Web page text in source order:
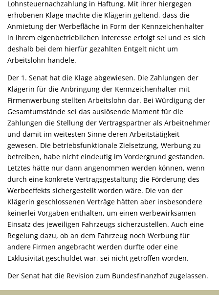
Lohnsteuernachzahlung in Haftung. Mit ihrer hiergegen
erhobenen Klage machte die Klägerin geltend, dass die
Anmietung der Werbefläche in Form der Kennzeichenhalter
in ihrem eigenbetrieblichen Interesse erfolgt sei und es sich
deshalb bei dem hierfür gezahlten Entgelt nicht um
Arbeitslohn handele.
Der 1. Senat hat die Klage abgewiesen. Die Zahlungen der
Klägerin für die Anbringung der Kennzeichenhalter mit
Firmenwerbung stellten Arbeitslohn dar. Bei Würdigung der
Gesamtumstände sei das auslösende Moment für die
Zahlungen die Stellung der Vertragspartner als Arbeitnehmer
und damit im weitesten Sinne deren Arbeitstätigkeit
gewesen. Die betriebsfunktionale Zielsetzung, Werbung zu
betreiben, habe nicht eindeutig im Vordergrund gestanden.
Letztes hätte nur dann angenommen werden können, wenn
durch eine konkrete Vertragsgestaltung die Förderung des
Werbeeffekts sichergestellt worden wäre. Die von der
Klägerin geschlossenen Verträge hätten aber insbesondere
keinerlei Vorgaben enthalten, um einen werbewirksamen
Einsatz des jeweiligen Fahrzeugs sicherzustellen. Auch eine
Regelung dazu, ob an dem Fahrzeug noch Werbung für
andere Firmen angebracht werden durfte oder eine
Exklusivität geschuldet war, sei nicht getroffen worden.
Der Senat hat die Revision zum Bundesfinanzhof zugelassen.